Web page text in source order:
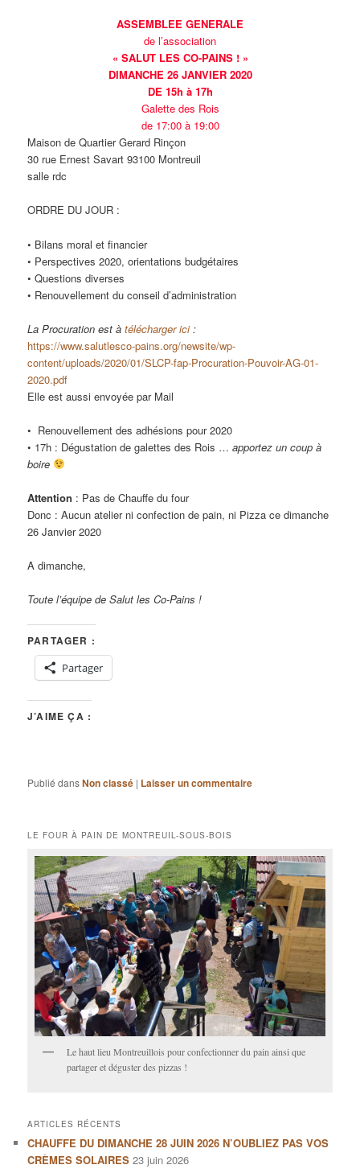
ASSEMBLEE GENERALE
de l’association
« SALUT LES CO-PAINS ! »
DIMANCHE 26 JANVIER 2020
DE 15h à 17h
Galette des Rois
de 17:00 à 19:00
Maison de Quartier Gerard Rinçon
30 rue Ernest Savart 93100 Montreuil
salle rdc
ORDRE DU JOUR :
• Bilans moral et financier
• Perspectives 2020, orientations budgétaires
• Questions diverses
• Renouvellement du conseil d’administration
La Procuration est àtélécharger ici:
https://www.salutlesco-pains.org/newsite/wp-
content/uploads/2020/01/SLCP-fap-Procuration-Pouvoir-AG-01-
2020.pdf
Elle est aussi envoyée par Mail
• Renouvellement des adhésions pour 2020
• 17h : Dégustation de galettes des Rois …apportez un coup à
boire
Attention : Pas de Chauffe du four
Donc : Aucun atelier ni confection de pain, ni Pizza ce dimanche
26 Janvier 2020
A dimanche,
Toute l’équipe de Salut les Co-Pains !
PARTAGER :
Partager
J’AIME ÇA :
Publié dansNon classé | Laisser un commentaire
LE FOUR À PAIN DE MONTREUIL-SOUS-BOIS
Le haut lieu Montreuillois pour confectionner du pain ainsi que
partager et déguster des pizzas !
ARTICLES RÉCENTS
CHAUFFE DU DIMANCHE 28 JUIN 2026 N’OUBLIEZ PAS VOS
CRÈMES SOLAIRES 23 juin 2026